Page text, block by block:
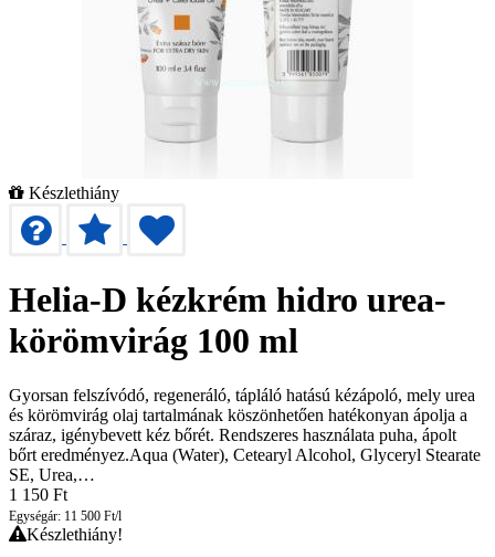
Készlethiány
Helia-D kézkrém hidro urea-
körömvirág 100 ml
Gyorsan felszívódó, regeneráló, tápláló hatású kézápoló, mely urea
és körömvirág olaj tartalmának köszönhetően hatékonyan ápolja a
száraz, igénybevett kéz bőrét. Rendszeres használata puha, ápolt
bőrt eredményez.Aqua (Water), Cetearyl Alcohol, Glyceryl Stearate
SE, Urea,…
1 150 Ft
Egységár: 11 500 Ft/l
Készlethiány!